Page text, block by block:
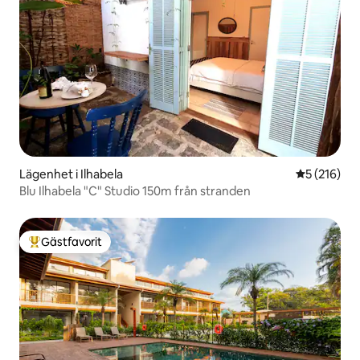
Lägenhet i Ilhabela 5 av 5 i
5 (216)
Blu Ilhabela "C" Studio 150m från stranden
Populär gästfavorit
Gästfavorit